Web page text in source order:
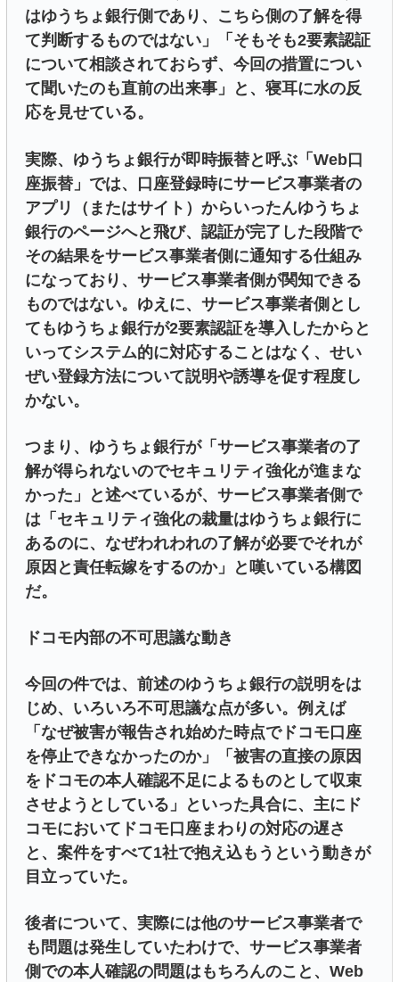
はゆうちょ銀行側であり、こちら側の了解を得
て判断するものではない」「そもそも2要素認証
について相談されておらず、今回の措置につい
て聞いたのも直前の出来事」と、寝耳に水の反
応を見せている。
実際、ゆうちょ銀行が即時振替と呼ぶ「Web口
座振替」では、口座登録時にサービス事業者の
アプリ（またはサイト）からいったんゆうちょ
銀行のページへと飛び、認証が完了した段階で
その結果をサービス事業者側に通知する仕組み
になっており、サービス事業者側が関知できる
ものではない。ゆえに、サービス事業者側とし
てもゆうちょ銀行が2要素認証を導入したからと
いってシステム的に対応することはなく、せい
ぜい登録方法について説明や誘導を促す程度し
かない。
つまり、ゆうちょ銀行が「サービス事業者の了
解が得られないのでセキュリティ強化が進まな
かった」と述べているが、サービス事業者側で
は「セキュリティ強化の裁量はゆうちょ銀行に
あるのに、なぜわれわれの了解が必要でそれが
原因と責任転嫁をするのか」と嘆いている構図
だ。
ドコモ内部の不可思議な動き
今回の件では、前述のゆうちょ銀行の説明をは
じめ、いろいろ不可思議な点が多い。例えば
「なぜ被害が報告され始めた時点でドコモ口座
を停止できなかったのか」「被害の直接の原因
をドコモの本人確認不足によるものとして収束
させようとしている」といった具合に、主にド
コモにおいてドコモ口座まわりの対応の遅さ
と、案件をすべて1社で抱え込もうという動きが
目立っていた。
後者について、実際には他のサービス事業者で
も問題は発生していたわけで、サービス事業者
側での本人確認の問題はもちろんのこと、Web